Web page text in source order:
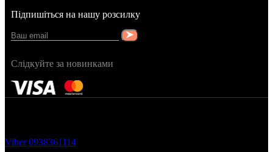
Підпишіться на нашу розсилку
Слідкуйте за новинками
Viber 0938361114